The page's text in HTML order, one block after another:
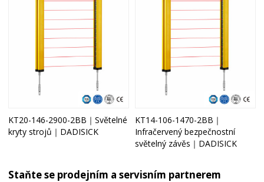
KT20-146-2900-2BB｜Světelné
kryty strojů｜DADISICK
KT14-106-1470-2BB｜
Infračervený bezpečnostní
světelný závěs｜DADISICK
Staňte se prodejním a servisním partnerem